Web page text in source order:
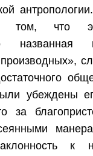
том, что
убеждены
за
к